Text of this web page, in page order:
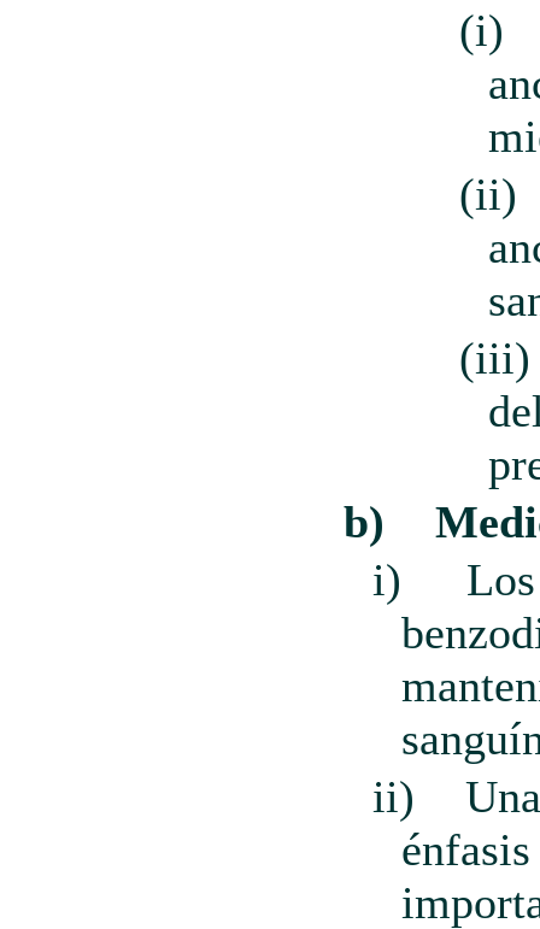
(i)
(ii)
(iii)
b)
i)
ii)